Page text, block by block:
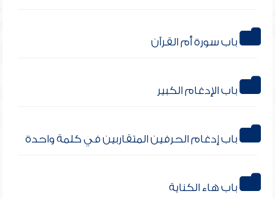
باب سورة أم القرآن
باب الإدغام الكبير
باب إدغام الحرفين المتقاربين في كلمة واحدة
باب هاء الكناية